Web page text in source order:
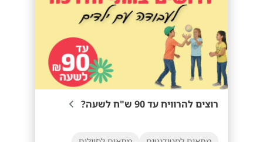
רוצים להרוויח עד 90 ש"ח לשעה?